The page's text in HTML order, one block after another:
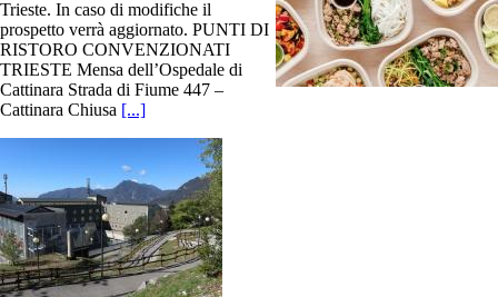
Trieste. In caso di modifiche il
prospetto verrà aggiornato. PUNTI DI
RISTORO CONVENZIONATI
TRIESTE Mensa dell’Ospedale di
Cattinara Strada di Fiume 447 –
Cattinara Chiusa [...]